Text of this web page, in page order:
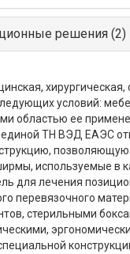
решения (2)
условий:
областью ее
ТН ВЭД ЕАЭС
позволяющую
используемые в
для лечения
перевязочного
стерильными